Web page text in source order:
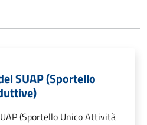
SUAP (Sportello
(Sportello Unico Attività